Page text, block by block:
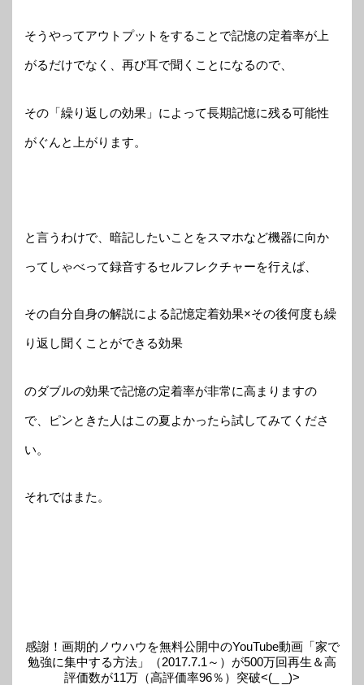
そうやってアウトプットをすることで記憶の定着率が上
がるだけでなく、再び耳で聞くことになるので、
その「繰り返しの効果」によって長期記憶に残る可能性
がぐんと上がります。
と言うわけで、暗記したいことをスマホなど機器に向か
ってしゃべって録音するセルフレクチャーを行えば、
その自分自身の解説による記憶定着効果×その後何度も繰
り返し聞くことができる効果
のダブルの効果で記憶の定着率が非常に高まりますの
で、ピンときた人はこの夏よかったら試してみてくださ
い。
それではまた。
感謝！画期的ノウハウを無料公開中のYouTube動画「家で
勉強に集中する方法」（2017.7.1～）が500万回再生＆高
評価数が11万（高評価率96％）突破<(_ _)>